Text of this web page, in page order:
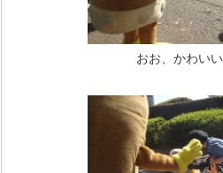
おお、かわい